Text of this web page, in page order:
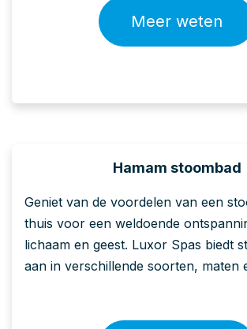
Meer weten
Hamam stoombad
Geniet van de voordelen van een
thuis voor een weldoende
lichaam en geest. Luxor Spas biedt
aan in verschillende soorten, maten